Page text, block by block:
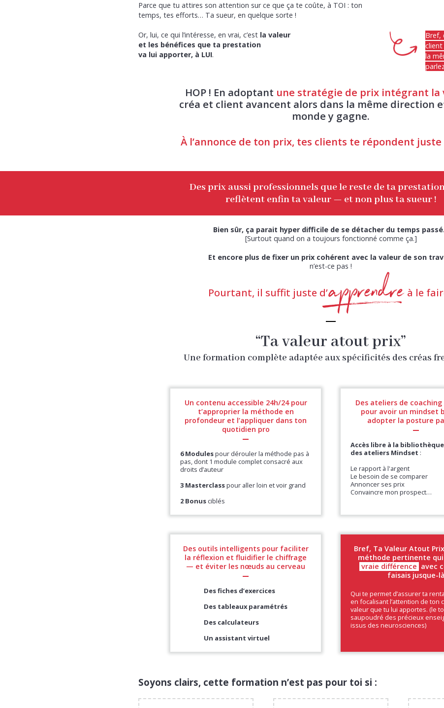
Parce que tu attires son attention sur ce que ça te coûte, à TOI : ton
temps, tes efforts… Ta sueur, en quelque sorte !
Or, lui, ce qui l’intéresse, en vrai, c’est la valeur
et les bénéfices que ta prestation
va lui apporter, à LUI.
Bref,
la
HOP ! En adoptant une stratégie de prix intégrant la
créa et client avancent alors dans la même direction
monde y gagne.
À l’annonce de ton prix, tes clients te répondent juste
Des prix aussi professionnels que le reste de ta
reflètent enfin ta valeur — et non plus ta sueur !
Bien sûr, ça parait hyper difficile de se détacher du temps
[Surtout quand on a toujours fonctionné comme ça.]
Et encore plus de fixer un prix cohérent avec la valeur de son
n’est-ce pas !
Pourtant, il suffit juste d’apprendre à le
i
“Ta valeur atout prix”
Une formation complète adaptée aux spécificités des créas
Un contenu accessible 24h/24 pour
t’approprier la méthode en
profondeur et l’appliquer dans ton
quotidien pro
6 Modulespour dérouler la méthode pas à
pas, dont 1 module complet consacré aux
droits d’auteur
3 Masterclasspour aller loin et voir grand
2 Bonusciblés
Des ateliers de
pour avoir un mindset
adopter la posture
Accès libre à la
des ateliers Mindset :
Le rapport à l'argent
Le besoin de se comparer
Annoncer ses prix
Convaincre mon prospect…
Des outils intelligents pour faciliter
la réflexion et fluidifier le chiffrage
— et éviter les nœuds au cerveau
Des fiches d’exercices
Des tableaux paramétrés
Des calculateurs
Un assistant virtuel
Bref, Ta Valeur Atout
méthode pertinente
vraie différence avec
faisais jusque-là
Qui te permet d’assurer ta
en focalisant l’attention de ton
valeur que tu lui apportes. (le
saupoudré des précieux
issus des neurosciences)
Soyons clairs, cette formation n’est pas pour toi si :